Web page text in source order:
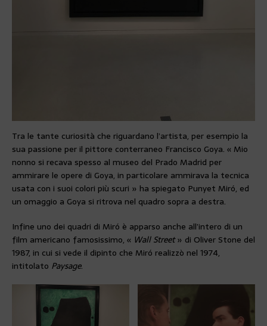
Tra le tante curiosità che riguardano l’artista, per esempio la
sua passione per il pittore conterraneo Francisco Goya. « Mio
nonno si recava spesso al museo del Prado Madrid per
ammirare le opere di Goya, in particolare ammirava la tecnica
usata con i suoi colori più scuri » ha spiegato Punyet Miró, ed
un omaggio a Goya si ritrova nel quadro sopra a destra.
Infine uno dei quadri di Miró è apparso anche all’intero di un
film americano famosissimo, « Wall Street» di Oliver Stone del
1987, in cui si vede il dipinto che Miró realizzò nel 1974,
intitolato Paysage.